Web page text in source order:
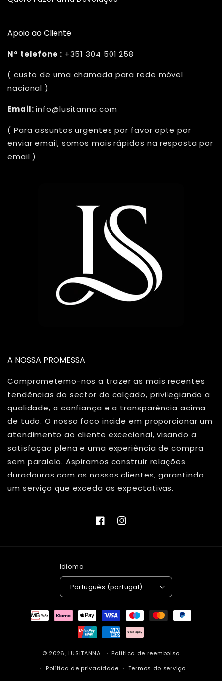
Apoio ao Cliente
Nº telefone : +351 304 501 258
( custo de uma chamada para rede móvel
nacional )
Email:info@lusitanna.com
( Para assuntos urgentes por favor opte por
enviar email, somos mais rápidos na resposta por
email )
A NOSSA PROMESSA
Comprometemo-nos a trazer as mais recentes
tendências do sector do calçado, privilegiando a
qualidade, a confiança e a transparência acima
de tudo. O nosso foco incide em proporcionar um
atendimento ao cliente excecional, visando a
satisfação plena e uma experiência de compra
sem paralelo. Aspiramos construir relações
duradouras com os nossos clientes, garantindo
um serviço que exceda as expectativas.
FacebookInstagram
Idioma
Português (portugal)
Métodos
© 2026, LUSITANNA
Política de reembolso
Política de privacidade
Termos do serviço